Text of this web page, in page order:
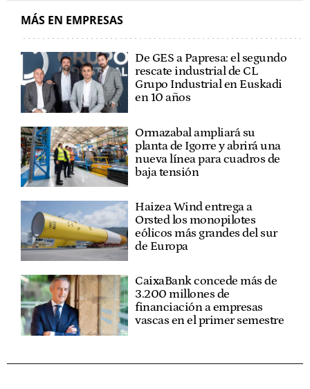
MÁS EN EMPRESAS
De GES a Papresa: el segundo
rescate industrial de CL
Grupo Industrial en Euskadi
en 10 años
Ormazabal ampliará su
planta de Igorre y abrirá una
nueva línea para cuadros de
baja tensión
Haizea Wind entrega a
Orsted los monopilotes
eólicos más grandes del sur
de Europa
CaixaBank concede más de
3.200 millones de
financiación a empresas
vascas en el primer semestre